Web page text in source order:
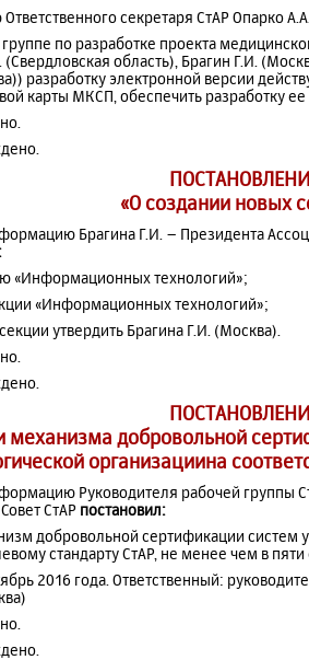
секретаря СтАР Опарко
по разработке проекта
(Свердловская область), Брагин Г.И.
разработку электронной версии
карты МКСП, обеспечить разработку
«О создании новых
Брагина Г.И. – Президента
«Информационных технологий»;
«Информационных технологий»;
утвердить Брагина Г.И. (Москва).
механизма добровольной
организациина
Руководителя рабочей группы
СтАР постановил:
добровольной сертификации систем
стандарту СтАР, не менее чем в
2016 года. Ответственный: